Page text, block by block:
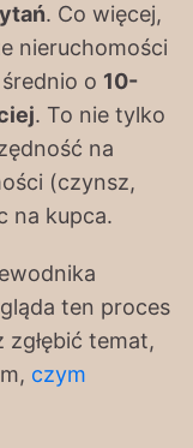
. Co więcej,
nieruchomości
o 10-
. To nie tylko
na
(czynsz,
na kupca.
ten proces
zgłębić temat,
czym